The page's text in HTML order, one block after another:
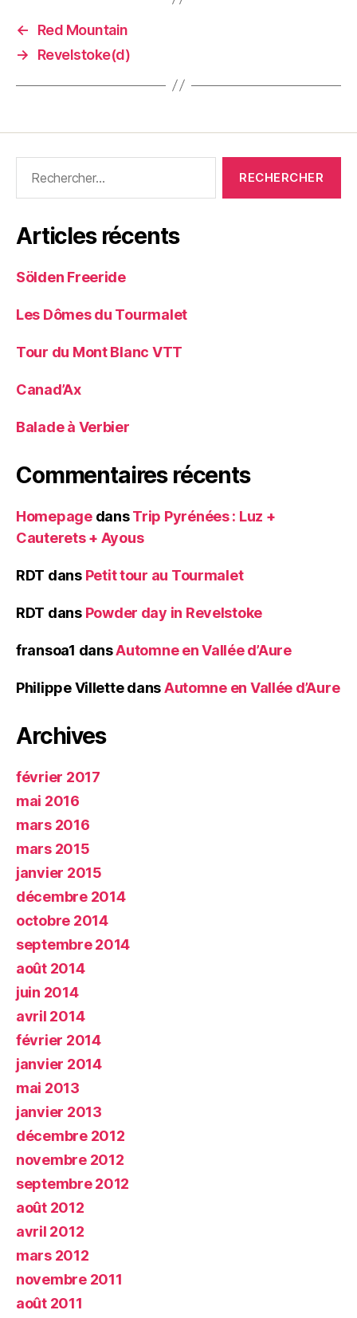
←
Red Mountain
→
Revelstoke(d)
Articles récents
Sölden Freeride
Les Dômes du Tourmalet
Tour du Mont Blanc VTT
Canad’Ax
Balade à Verbier
Commentaires récents
HomepagedansTrip Pyrénées : Luz +
Cauterets + Ayous
RDT dans Petit tour au Tourmalet
RDT dans Powder day in Revelstoke
fransoa1 dansAutomne en Vallée d’Aure
Philippe VillettedansAutomne en Vallée d’Aure
Archives
février 2017
mai 2016
mars 2016
mars 2015
janvier 2015
décembre 2014
octobre 2014
septembre 2014
août 2014
juin 2014
avril 2014
février 2014
janvier 2014
mai 2013
janvier 2013
décembre 2012
novembre 2012
septembre 2012
août 2012
avril 2012
mars 2012
novembre 2011
août 2011